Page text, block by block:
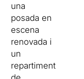
una
posada en
escena
renovada i
un
repartiment